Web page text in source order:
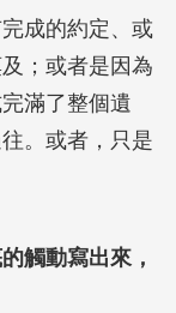
成的約定、或
；或者是因為
滿了整個遺
。或者，只是
觸動寫出來，